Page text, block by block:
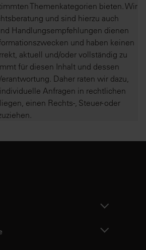
Themenkategorien bieten. Wir
und sind hierzu auch
Handlungsempfehlungen dienen
und haben keinen
aktuell und/oder vollständig zu
für diesen Inhalt und dessen
Daher raten wir dazu,
Anfragen in rechtlichen
einen Rechts-, Steuer- oder